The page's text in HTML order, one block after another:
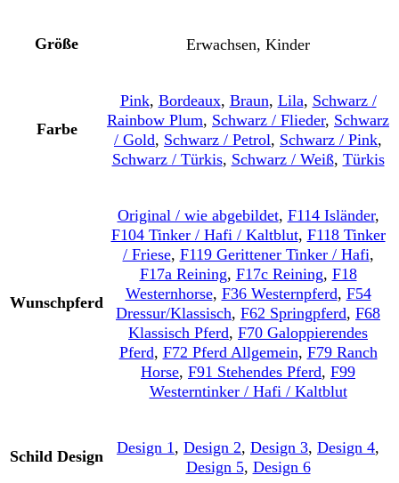
Größe Erwachsen, Kinder
Farbe
Pink, Bordeaux, Braun, Lila, Schwarz /
Rainbow Plum, Schwarz / Flieder, Schwarz
/ Gold, Schwarz / Petrol, Schwarz / Pink,
Schwarz / Türkis, Schwarz / Weiß, Türkis
Wunschpferd
Original / wie abgebildet, F114 Isländer,
F104 Tinker / Hafi / Kaltblut, F118 Tinker
/ Friese, F119 Gerittener Tinker / Hafi,
F17a Reining, F17c Reining, F18
Westernhorse, F36 Westernpferd, F54
Dressur/Klassisch, F62 Springpferd, F68
Klassisch Pferd, F70 Galoppierendes
Pferd, F72 Pferd Allgemein, F79 Ranch
Horse, F91 Stehendes Pferd, F99
Westerntinker / Hafi / Kaltblut
Schild Design
Design 1 , Design 2, Design 3, Design 4,
Design 5, Design 6